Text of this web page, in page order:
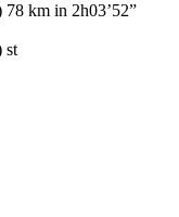
78 km in 2h03’52”
st